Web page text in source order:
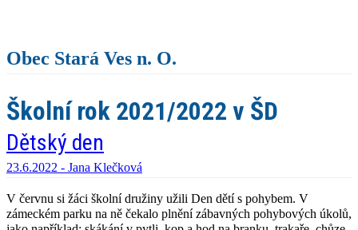
Obec Stará Ves n. O.
Školní rok 2021/2022 v ŠD
Dětský den
23.6.2022 - Jana Klečková
V červnu si žáci školní družiny užili Den dětí s pohybem. V
zámeckém parku na ně čekalo plnění zábavných pohybových úkolů,